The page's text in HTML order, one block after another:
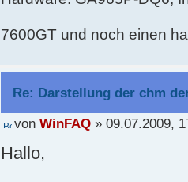
7600GT und noch einen
Re: Darstellung der chm
von WinFAQ» 09.07.2009,
Hallo,